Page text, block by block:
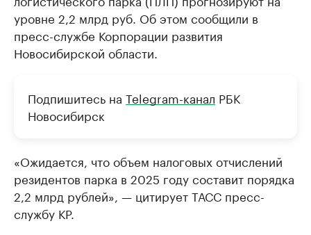
уровне 2,2 млрд руб. Об этом сообщили в
пресс-службе Корпорации развития
Новосибирской области.
Подпишитесь на Telegram-канал РБК
Новосибирск
«Ожидается, что объем налоговых отчислений
резидентов парка в 2025 году составит порядка
2,2 млрд рублей», — цитирует ТАСС пресс-
службу КР.